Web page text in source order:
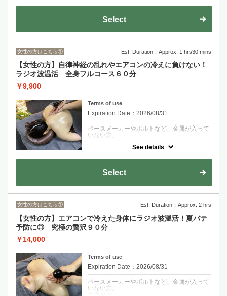
にオススメのメニュー♪
慢性的な肩こりや腰痛も温まることで楽に。
施術希望箇所を事前お知らせ下さい。
Select
女性の方はこちら① Est. Duration：Approx. 1 hrs30 mins
【女性の方】自律神経の乱れやエアコンの冷えに負けない！
ラジオ波温活 全身フルコース６０分
￥9,900
Terms of use
Expiration Date：2026/08/31
ペースメーカーやボルトなど、金属が入って
いない方。
施術箇所に専用クリームを塗布して行ってい
クーポンについて
どほぐれ柔らかくなります。
慢性的な肩こりや腰痛、冷え、代謝の低下に
足、臀部、腰、背中、肩、お腹、デコルテと
全身フルコース行っていきます。
また、温まることで自律神経も整い心身とも
にリラックス出来るコースとなっておりま
See details
Select
女性の方はこちら① Est. Duration：Approx. 2 hrs
【女性の方】エアコンで冷えた身体にラジオ波温活！夏バテ
予防に◎ 究極の贅沢９０分
￥14,000
Terms of use
Expiration Date：2026/08/31
ペースメーカーやボルトなど、金属が入って
いない方。